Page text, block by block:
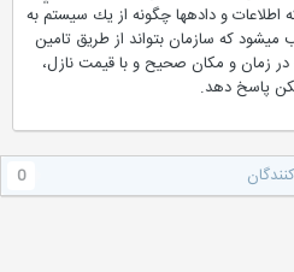
و داده‏ها چگونه از يك سيستم به
كه سازمان بتواند از طريق تامين
زمان و مكان صحيح و با قيمت نازل،
پاسخ دهد.